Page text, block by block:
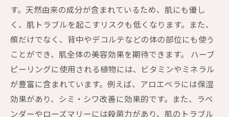
す。天然由来の成分が含まれているため、肌にも優し
く、肌トラブルを起こすリスクも低くなります。また、
顔だけでなく、背中やデコルテなどの体の部位にも使う
ことができ、肌全体の美容効果を期待できます。 ハーブ
ピーリングに使用される植物には、ビタミンやミネラル
が豊富に含まれています。例えば、アロエベラには保湿
効果があり、シミ・シワ改善に効果的です。また、ラベ
ンダーやローズマリーには殺菌力があり、肌のトラブル